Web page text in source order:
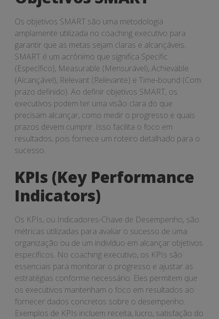
Os objetivos SMART são uma metodologia
amplamente utilizada no coaching executivo para
garantir que as metas sejam claras e alcançáveis.
SMART é um acrônimo que significa Specific
(Específico), Measurable (Mensurável), Achievable
(Alcançável), Relevant (Relevante) e Time-bound (Com
prazo definido). Ao definir objetivos SMART, os
executivos podem ter uma visão clara do que
precisam alcançar, como medir o progresso e quais
prazos devem cumprir. Isso facilita o foco em
resultados, pois fornece um roteiro detalhado para o
sucesso.
KPIs (Key Performance
Indicators)
Os KPIs, ou Indicadores-Chave de Desempenho, são
métricas utilizadas para avaliar o sucesso de uma
organização ou de um indivíduo em alcançar objetivos
específicos. No coaching executivo, os KPIs são
essenciais para monitorar o progresso e ajustar as
estratégias conforme necessário. Eles permitem que
os executivos mantenham o foco em resultados ao
fornecer dados concretos sobre o desempenho.
Exemplos de KPIs incluem receita, lucro, satisfação do